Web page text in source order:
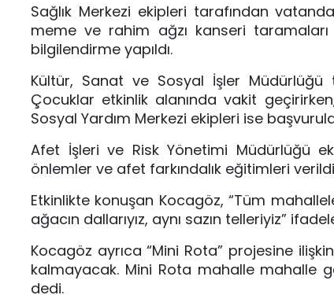
Sağlık Merkezi ekipleri tarafından
meme ve rahim ağzı kanseri
bilgilendirme yapıldı.
Kültür, Sanat ve Sosyal İşler
Çocuklar etkinlik alanında vakit
Sosyal Yardım Merkezi ekipleri ise
Afet İşleri ve Risk Yönetimi Müdürlüğü
önlemler ve afet farkındalık eğitimleri
Etkinlikte konuşan Kocagöz, “Tüm
ağacın dallarıyız, aynı sazın telleriyiz”
Kocagöz ayrıca “Mini Rota” projesine
kalmayacak. Mini Rota mahalle mahalle
dedi.